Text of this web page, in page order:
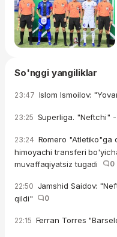
So'nggi yangiliklar
23:47 Islom Ismoilov:
23:25 Superliga. "Neftchi"
23:24 Romero "Atletiko"ga
himoyachi transferi
muvaffaqiyatsiz tugadi
0
22:50 Jamshid Saidov:
qildi"
0
22:15 Ferran Torres